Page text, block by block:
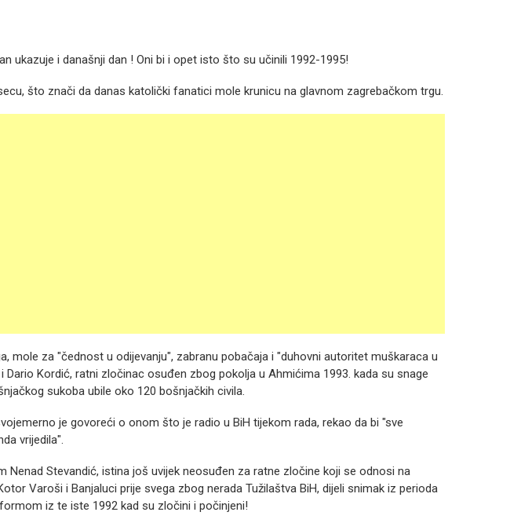
ukazuje i današnji dan ! Oni bi i opet isto što su učinili 1992-1995!
što znači da danas katolički fanatici mole krunicu na glavnom zagrebačkom trgu.
mole za "čednost u odijevanju", zabranu pobačaja i "duhovni autoritet muškaraca u
Dario Kordić, ratni zločinac osuđen zbog pokolja u Ahmićima 1993. kada su snage
sukoba ubile oko 120 bošnjačkih civila.
je govoreći o onom što je radio u BiH tijekom rada, rekao da bi "sve
vrijedila".
Nenad Stevandić, istina još uvijek neosuđen za ratne zločine koji se odnosi na
Varoši i Banjaluci prije svega zbog nerada Tužilaštva BiH, dijeli snimak iz perioda
iz te iste 1992 kad su zločini i počinjeni!